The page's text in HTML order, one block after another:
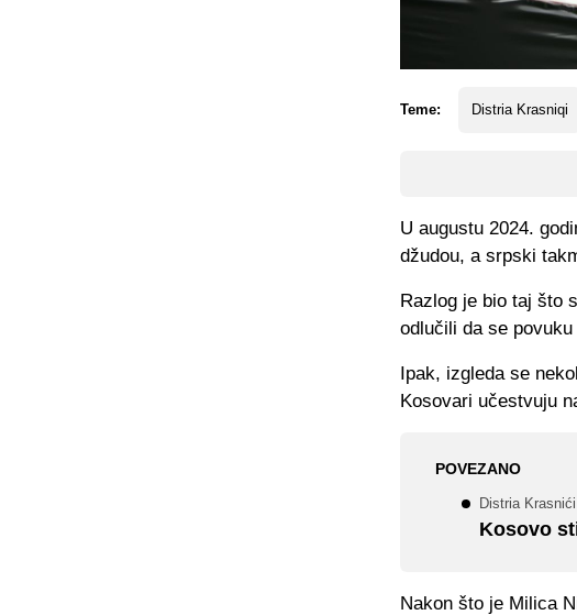
Teme: Distria Krasniqi
U augustu 2024.
džudou, a srpski
Razlog je bio taj što
odlučili da se
Ipak, izgleda se
Kosovari učestvuju
POVEZANO
Distria
Kosovo
Nakon što je Milica